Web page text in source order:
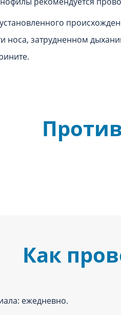
носа, затрудненном
Как
ежедневно.